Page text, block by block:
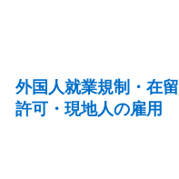
外国人就業規制・在留
許可・現地人の雇用